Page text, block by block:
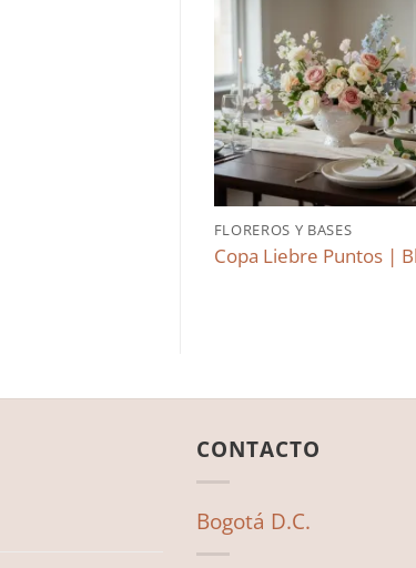
FLOREROS Y BASES
Copa Liebre Puntos |
CONTACTO
Bogotá D.C.